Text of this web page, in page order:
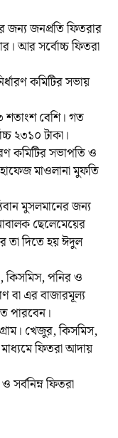
জন্য জনপ্রতি ফিতরার
আর সর্বোচ্চ ফিতরা
কমিটির সভায়
শতাংশ বেশি। গত
২৩১০ টাকা।
কমিটির সভাপতি ও
মাওলানা মুফতি
মুসলমানের জন্য
ছেলেমেয়ের
তা দিতে হয় ঈদুল
কিসমিস, পনির ও
বা এর বাজারমূল্য
পারবেন।
খেজুর, কিসমিস,
ফিতরা আদায়
ফিতরা